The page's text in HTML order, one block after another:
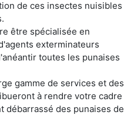
de ces insectes nuisibles
être spécialisée en
exterminateurs
toutes les punaises
gamme de services et des
à rendre votre cadre
débarrassé des punaises de